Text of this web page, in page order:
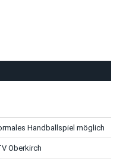
Handballspiel möglich
Oberkirch